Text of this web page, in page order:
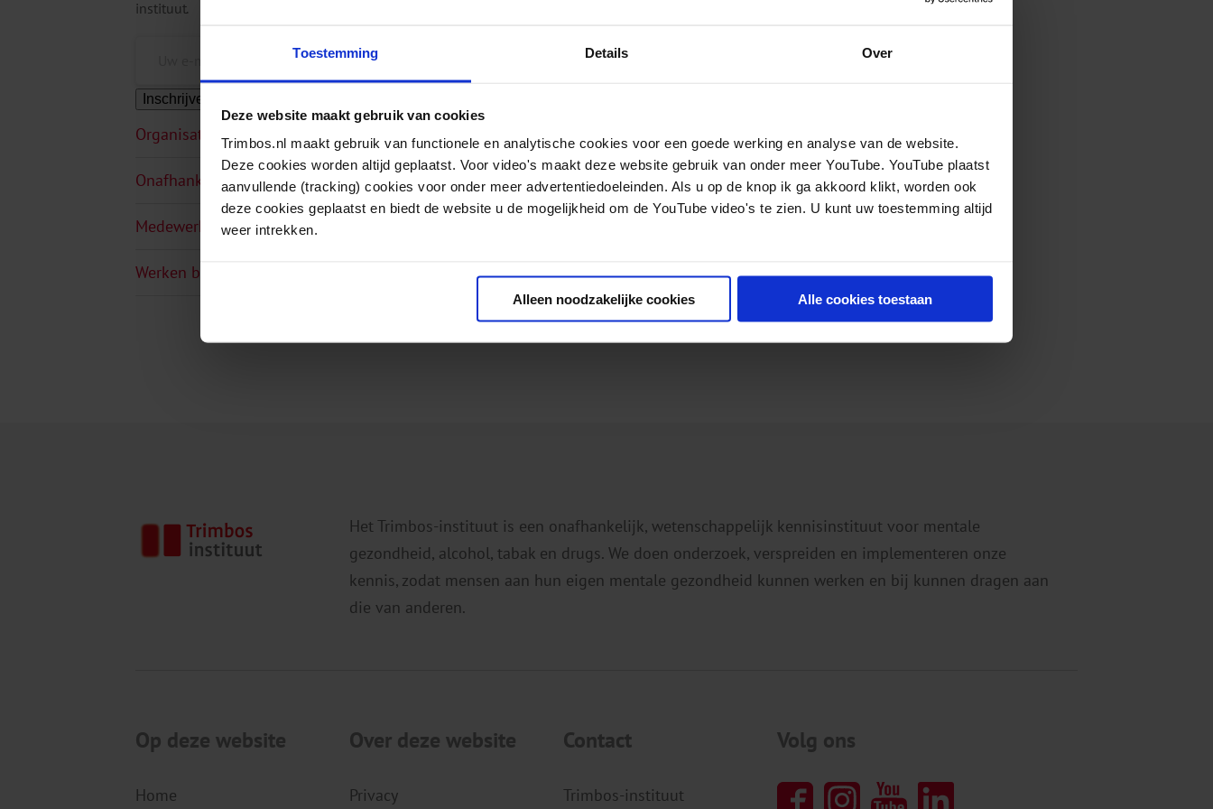
Toestemming Details Over
Deze website maakt gebruik van cookies
Trimbos.nl maakt gebruik van functionele en analytische cookies voor een goede werking en analyse van de website.
Deze cookies worden altijd geplaatst. Voor video's maakt deze website gebruik van onder meer YouTube. YouTube plaatst
aanvullende (tracking) cookies voor onder meer advertentiedoeleinden. Als u op de knop ik ga akkoord klikt, worden ook
deze cookies geplaatst en biedt de website u de mogelijkheid om de YouTube video's te zien. U kunt uw toestemming altijd
weer intrekken.
Alleen noodzakelijke cookies Alle cookies toestaan
instituut.
Inschrijven
Organisatie
Onafhankelijkheid
Medewerkers
Werken bij
Het Trimbos-instituut is een onafhankelijk, wetenschappelijk kennisinstituut voor mentale
gezondheid, alcohol, tabak en drugs. We doen onderzoek, verspreiden en implementeren onze
kennis, zodat mensen aan hun eigen mentale gezondheid kunnen werken en bij kunnen dragen aan
die van anderen.
Op deze website
Home
Over deze website
Privacy
Contact
Trimbos-instituut
Volg ons